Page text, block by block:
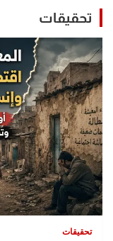
تحقيقات
تحقيقات